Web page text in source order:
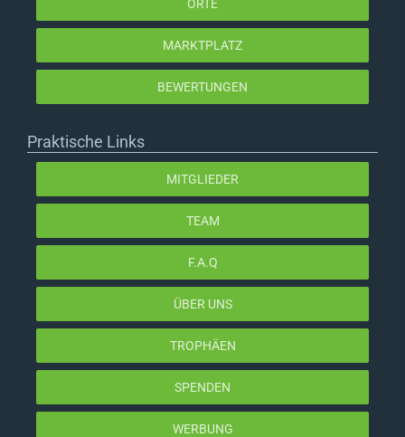
ORTE
MARKTPLATZ
BEWERTUNGEN
Praktische Links
MITGLIEDER
TEAM
F.A.Q
ÜBER UNS
TROPHÄEN
SPENDEN
WERBUNG